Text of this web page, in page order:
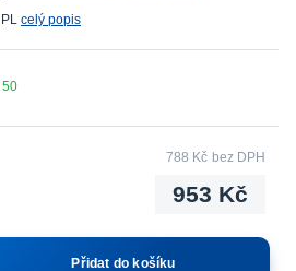
celý popis
50
953 Kč
788 Kč bez DPH
Přidat do košíku